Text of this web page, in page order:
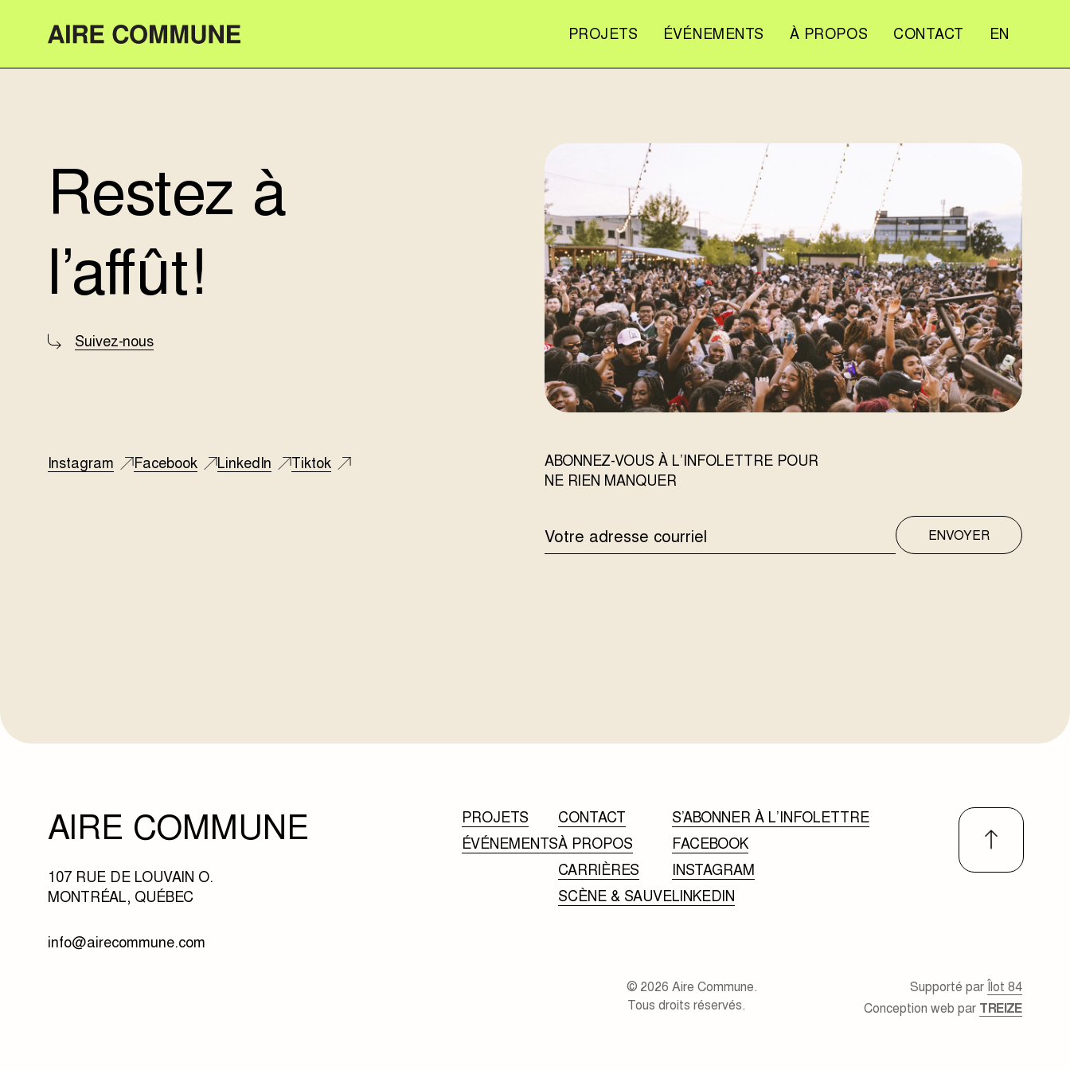
Aire Commune PROJETS ÉVÉNEMENTS À PROPOS CONTACT EN
Restez à
l’affût!
Suivez-nous
Instagram Facebook LinkedIn Tiktok
ABONNEZ-VOUS À L’INFOLETTRE POUR
NE RIEN MANQUER
ADRESSE
COURRIEL
ENVOYER
AIRE COMMUNE
107 RUE DE LOUVAIN O.
MONTRÉAL, QUÉBEC
info@airecommune.com
PROJETS
ÉVÉNEMENTS
CONTACT
À PROPOS
CARRIÈRES
SCÈNE & SAUVE
S’ABONNER À L’INFOLETTRE
FACEBOOK
INSTAGRAM
LINKEDIN
© 2026 Aire Commune.
Tous droits réservés.
Supporté parÎlot 84
Conception web par TREIZE